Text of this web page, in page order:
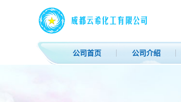
公司首页 公司介绍